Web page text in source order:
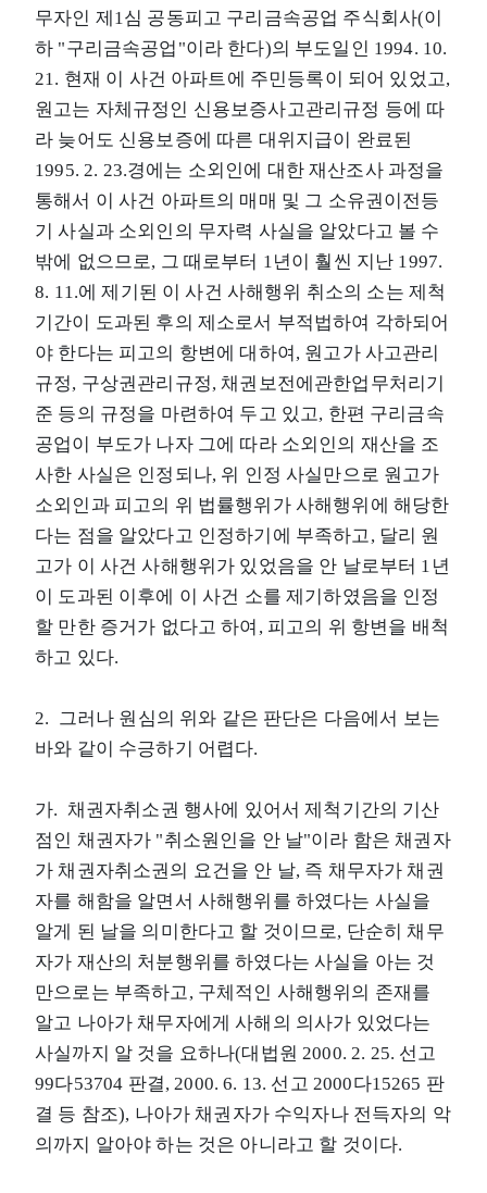
무자인 제1심 공동피고 구리금속공업 주식회사(이
하 "구리금속공업"이라 한다)의 부도일인 1994. 10.
21. 현재 이 사건 아파트에 주민등록이 되어 있었고,
원고는 자체규정인 신용보증사고관리규정 등에 따
라 늦어도 신용보증에 따른 대위지급이 완료된
1995. 2. 23.경에는 소외인에 대한 재산조사 과정을
통해서 이 사건 아파트의 매매 및 그 소유권이전등
기 사실과 소외인의 무자력 사실을 알았다고 볼 수
밖에 없으므로, 그 때로부터 1년이 훨씬 지난 1997.
8. 11.에 제기된 이 사건 사해행위 취소의 소는 제척
기간이 도과된 후의 제소로서 부적법하여 각하되어
야 한다는 피고의 항변에 대하여, 원고가 사고관리
규정, 구상권관리규정, 채권보전에관한업무처리기
준 등의 규정을 마련하여 두고 있고, 한편 구리금속
공업이 부도가 나자 그에 따라 소외인의 재산을 조
사한 사실은 인정되나, 위 인정 사실만으로 원고가
소외인과 피고의 위 법률행위가 사해행위에 해당한
다는 점을 알았다고 인정하기에 부족하고, 달리 원
고가 이 사건 사해행위가 있었음을 안 날로부터 1년
이 도과된 이후에 이 사건 소를 제기하였음을 인정
할 만한 증거가 없다고 하여, 피고의 위 항변을 배척
하고 있다.
2. 그러나 원심의 위와 같은 판단은 다음에서 보는
바와 같이 수긍하기 어렵다.
가. 채권자취소권 행사에 있어서 제척기간의 기산
점인 채권자가 "취소원인을 안 날"이라 함은 채권자
가 채권자취소권의 요건을 안 날, 즉 채무자가 채권
자를 해함을 알면서 사해행위를 하였다는 사실을
알게 된 날을 의미한다고 할 것이므로, 단순히 채무
자가 재산의 처분행위를 하였다는 사실을 아는 것
만으로는 부족하고, 구체적인 사해행위의 존재를
알고 나아가 채무자에게 사해의 의사가 있었다는
사실까지 알 것을 요하나(대법원 2000. 2. 25. 선고
99다53704 판결, 2000. 6. 13. 선고 2000다15265 판
결 등 참조), 나아가 채권자가 수익자나 전득자의 악
의까지 알아야 하는 것은 아니라고 할 것이다.